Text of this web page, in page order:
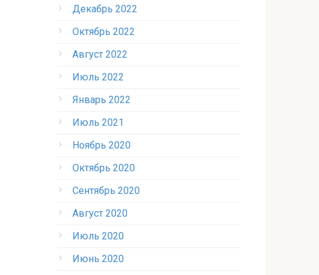
Декабрь 2022
Октябрь 2022
Август 2022
Июль 2022
Январь 2022
Июль 2021
Ноябрь 2020
Октябрь 2020
Сентябрь 2020
Август 2020
Июль 2020
Июнь 2020